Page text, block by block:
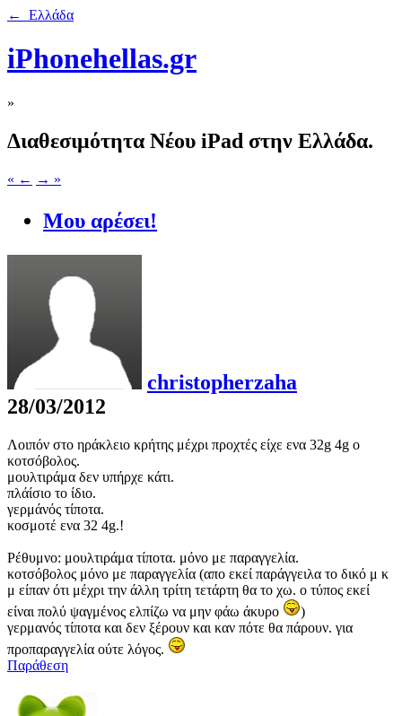
← Ελλάδα
iPhonehellas.gr
»
Διαθεσιμότητα Νέου iPad στην Ελλάδα.
« ← → »
Μου αρέσει!
christopherzaha
28/03/2012
Λοιπόν στο ηράκλειο κρήτης μέχρι προχτές είχε ενα 32g 4g o
κοτσόβολος.
μουλτιράμα δεν υπήρχε κάτι.
πλάίσιο το ίδιο.
γερμάνός τίποτα.
κοσμοτέ ενα 32 4g.!
Ρέθυμνο: μουλτιράμα τίποτα. μόνο με παραγγελία.
κοτσόβολος μόνο με παραγγελία (απο εκεί παράγγειλα το δικό μ κ
μ είπαν ότι μέχρι την άλλη τρίτη τετάρτη θα το χω. ο τύπος εκεί
είναι πολύ ψαγμένος ελπίζω να μην φάω άκυρο
)
γερμανός τίποτα και δεν ξέρουν και καν πότε θα πάρουν. για
προπαραγγελία ούτε λόγος.
Παράθεση